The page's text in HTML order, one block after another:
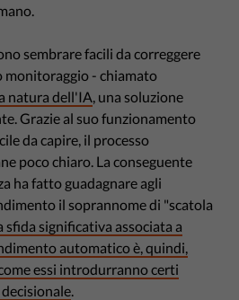
sembrare facili da correggere
monitoraggio - chiamato
natura dell'IA , una soluzione
Grazie al suo funzionamento
da capire, il processo
poco chiaro. La conseguente
ha fatto guadagnare agli
il soprannome di "scatola
sfida significativa associata a
automatico è, quindi,
essi introdurranno certi